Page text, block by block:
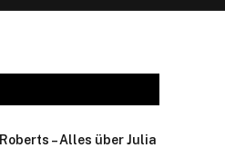
– Alles über Julia